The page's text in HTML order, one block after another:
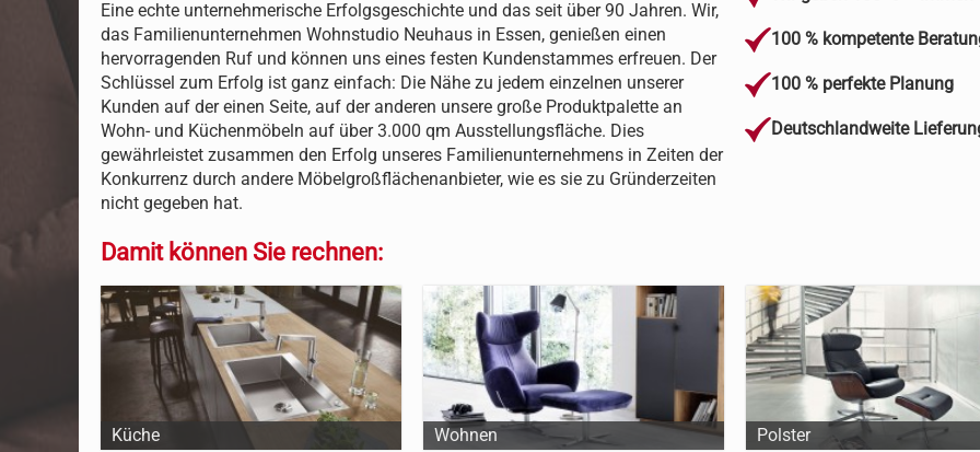
Eine echte unternehmerische Erfolgsgeschichte und das seit über 90 Jahren. Wir,
das Familienunternehmen Wohnstudio Neuhaus in Essen, genießen einen
hervorragenden Ruf und können uns eines festen Kundenstammes erfreuen. Der
Schlüssel zum Erfolg ist ganz einfach: Die Nähe zu jedem einzelnen unserer
Kunden auf der einen Seite, auf der anderen unsere große Produktpalette an
Wohn- und Küchenmöbeln auf über 3.000 qm Ausstellungsfläche. Dies
gewährleistet zusammen den Erfolg unseres Familienunternehmens in Zeiten der
Konkurrenz durch andere Möbelgroßflächenanbieter, wie es sie zu Gründerzeiten
nicht gegeben hat.
Damit können Sie rechnen:
100 % kompetente
100 % perfekte Planung
Deutschlandweite
Küche Wohnen Polster